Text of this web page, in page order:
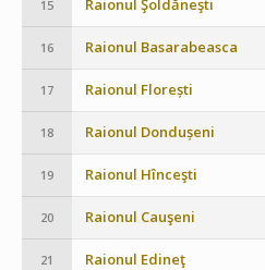
15 Raionul Şoldăneşti
16 Raionul Basarabeasca
17 Raionul Florești
18 Raionul Dondușeni
19 Raionul Hînceşti
20 Raionul Cauşeni
21 Raionul Edineţ